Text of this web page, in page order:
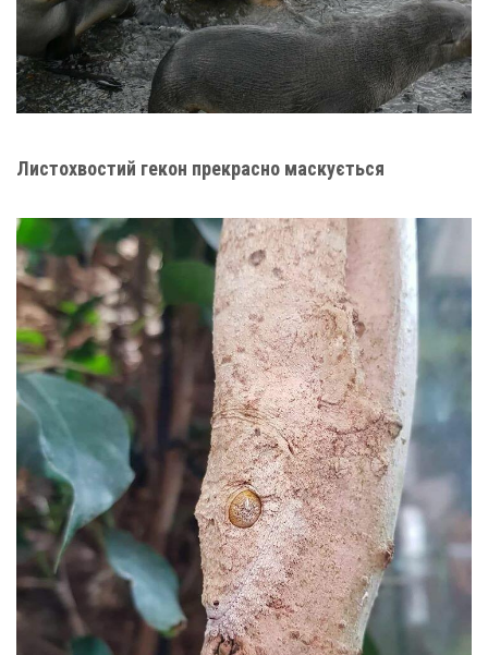
Листохвостий гекон прекрасно маскується